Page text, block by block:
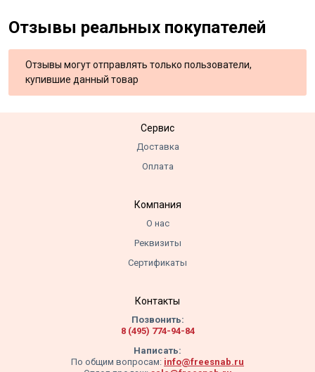
Отзывы реальных покупателей
Отзывы могут отправлять только пользователи,
купившие данный товар
Сервис
Доставка
Оплата
Компания
О нас
Реквизиты
Сертификаты
Контакты
Позвонить:
8 (495) 774-94-84
Написать:
По общим вопросам: info@freesnab.ru